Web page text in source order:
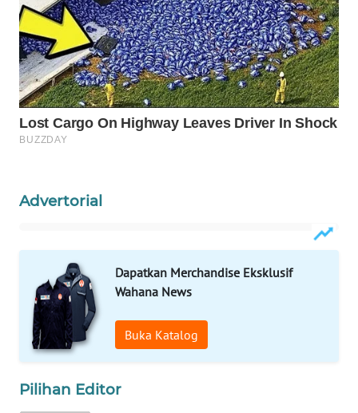
Advertorial
Dapatkan Merchandise Eksklusif
Wahana News
Buka Katalog
Pilihan Editor
WAHANA
SPORT
WAHANA
UMKM
WAHANA
WAHANA
PERSONA
WAHANA
OTOMOTIF
WAHANA
HEALTH
DESA